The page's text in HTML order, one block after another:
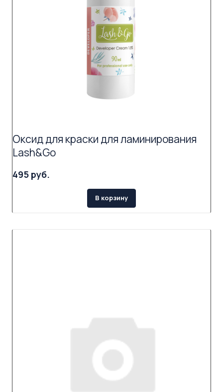
Оксид для краски для ламинирования
Lash&Go
495 руб.
В корзину